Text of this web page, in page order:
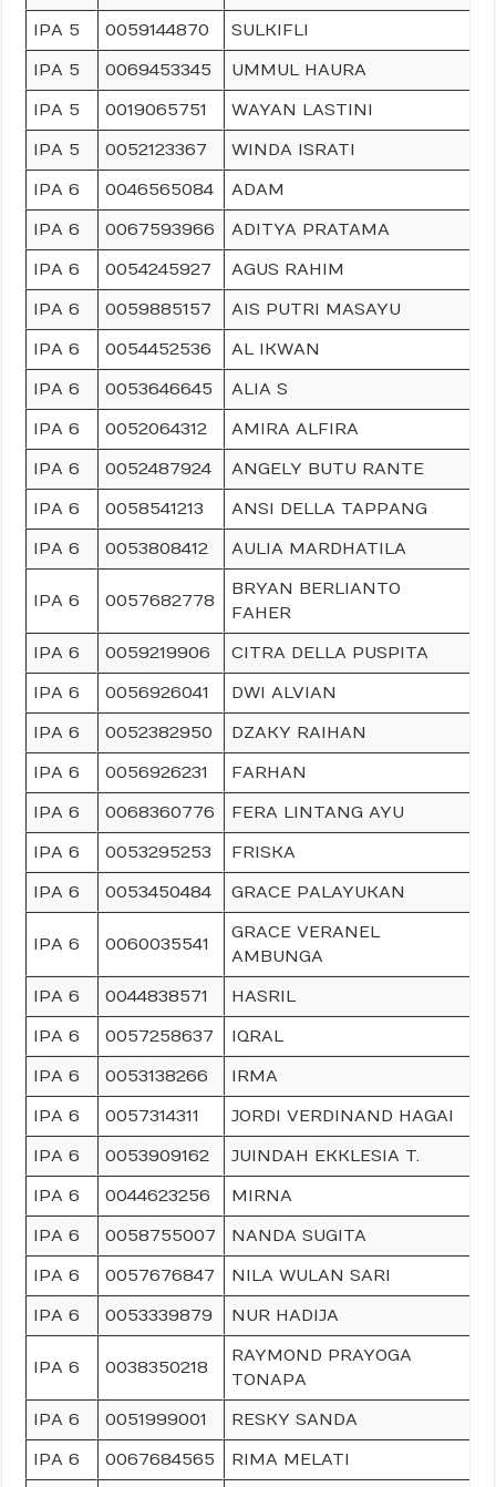
IPA 5 0059144870
SULKIFLI
IPA 5
0069453345
UMMUL HAURA
IPA 5
0019065751
WAYAN LASTINI
IPA 5
0052123367
WINDA ISRATI
IPA 6
0046565084
ADAM
IPA 6
0067593966
ADITYA PRATAMA
IPA 6
0054245927
AGUS RAHIM
IPA 6
0059885157
AIS PUTRI MASAYU
IPA 6
0054452536
AL IKWAN
IPA 6
0053646645
ALIA S
IPA 6
0052064312
AMIRA ALFIRA
IPA 6
0052487924
ANGELY BUTU RANTE
IPA 6
0058541213
ANSI DELLA TAPPANG
IPA 6
0053808412 AULIA MARDHATILA
IPA 6 0057682778
BRYAN BERLIANTO
FAHER
IPA 6
0059219906
CITRA DELLA PUSPITA
IPA 6
0056926041
DWI ALVIAN
IPA 6
0052382950
DZAKY RAIHAN
IPA 6
0056926231
FARHAN
IPA 6
0068360776
FERA LINTANG AYU
IPA 6
0053295253
FRISKA
IPA 6
0053450484 GRACE PALAYUKAN
IPA 6 0060035541
GRACE VERANEL
AMBUNGA
IPA 6
0044838571
HASRIL
IPA 6
0057258637
IQRAL
IPA 6
0053138266
IRMA
IPA 6
0057314311
JORDI VERDINAND HAGAI
IPA 6
0053909162
JUINDAH EKKLESIA T.
IPA 6
0044623256
MIRNA
IPA 6
0058755007
NANDA SUGITA
IPA 6
0057676847
NILA WULAN SARI
IPA 6
0053339879 NUR HADIJA
IPA 6 0038350218
RAYMOND PRAYOGA
TONAPA
IPA 6
0051999001
RESKY SANDA
IPA 6
0067684565
RIMA MELATI